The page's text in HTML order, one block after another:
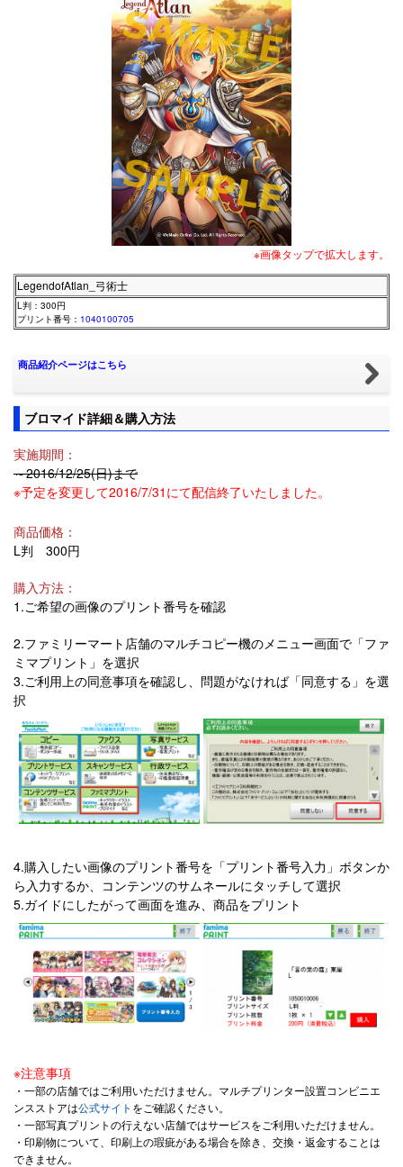
※画像タップで拡大します。
LegendofAtlan_弓術士
L判：300円
プリント番号： 1040100705
商品紹介ページはこちら
ブロマイド詳細＆購入方法
実施期間：
～2016/12/25(日)まで
※予定を変更して2016/7/31にて配信終了いたしました。
商品価格：
L判 300円
購入方法：
1.ご希望の画像のプリント番号を確認
2.ファミリーマート店舗のマルチコピー機のメニュー画面で「ファ
ミマプリント」を選択
3.ご利用上の同意事項を確認し、問題がなければ「同意する」を選
択
4.購入したい画像のプリント番号を「プリント番号入力」ボタンか
ら入力するか、コンテンツのサムネールにタッチして選択
5.ガイドにしたがって画面を進み、商品をプリント
※注意事項
・一部の店舗ではご利用いただけません。マルチプリンター設置コンビニエ
ンスストアは公式サイト をご確認ください。
・一部写真プリントの行えない店舗ではサービスをご利用いただけません。
・印刷物について、印刷上の瑕疵がある場合を除き、交換・返金することは
できません。